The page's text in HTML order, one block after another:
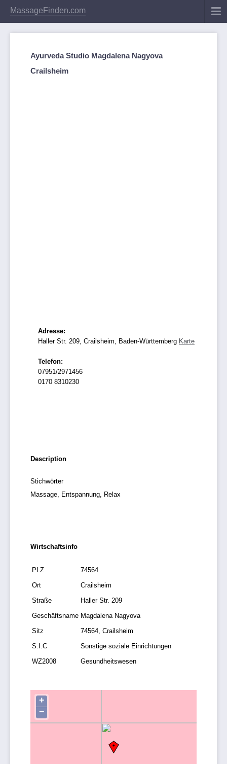
MassageFinden.com
Ayurveda Studio Magdalena Nagyova
Crailsheim
Adresse:
Haller Str. 209, Crailsheim, Baden-Württemberg Karte
Telefon:
07951/2971456
0170 8310230
Description
Stichwörter
Massage, Entspannung, Relax
Wirtschaftsinfo
PLZ
74564
Ort
Crailsheim
Straße
Haller Str. 209
Geschäftsname Magdalena Nagyova
Sitz
74564, Crailsheim
S.I.C
Sonstige soziale Einrichtungen
WZ2008
Gesundheitswesen
+
−